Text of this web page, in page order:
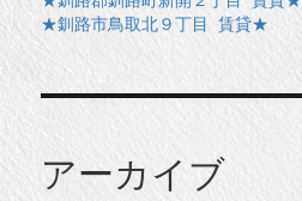
★釧路市鳥取北９丁目 賃貸★
アーカイブ